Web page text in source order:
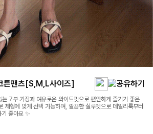
튼팬츠[S,M,L사이즈]
7부 기장과 여유로운 와이드핏으로 편안하게 즐기기 좋은
형에 맞게 선택 가능하며, 깔끔한 실루엣으로 데일리룩부터
좋아요 ✨